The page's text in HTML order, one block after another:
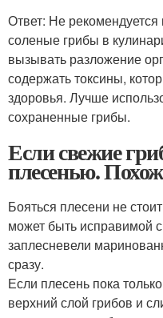
Ответ: Не
соленые грибы в
вызывать разложение
содержать токсины,
здоровья. Лучше
сохраненные грибы.
Если свежие
плесенью.
Бояться плесени не
может быть исправимой
заплесневели
сразу.
Если плесень пока
верхний слой грибов и